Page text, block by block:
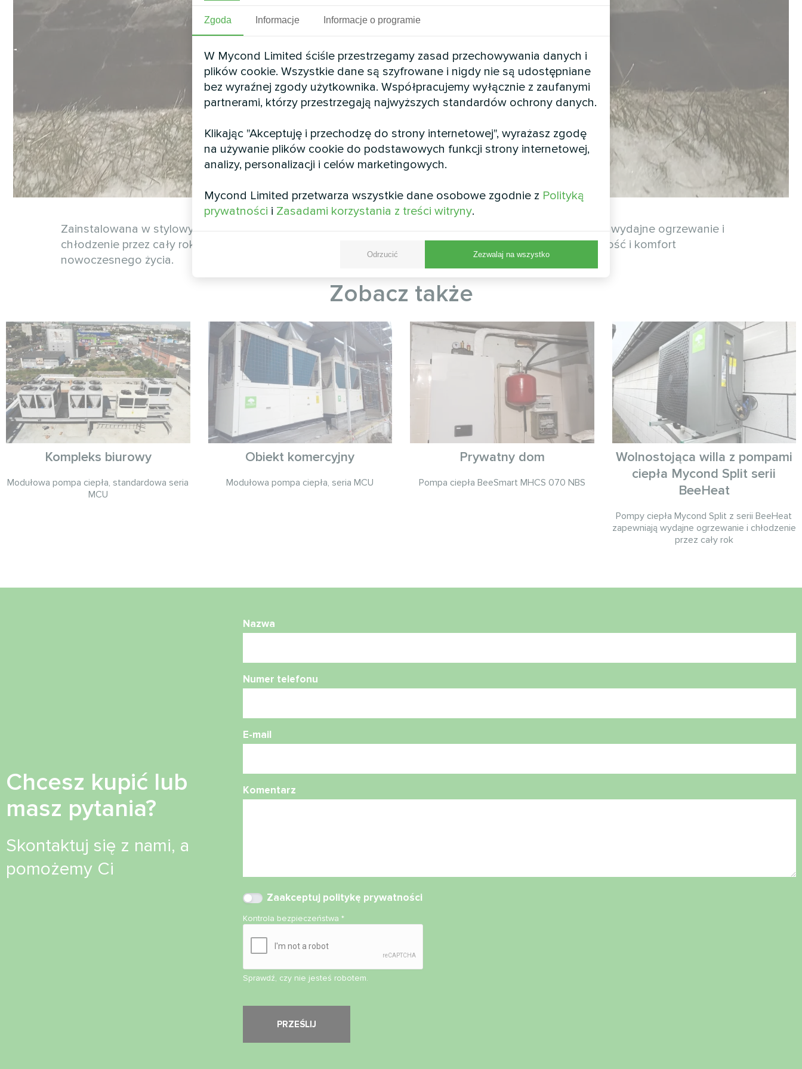
Zainstalowana w stylowym wiejskim domku pompa ciepła Mycond Split BeeHeat MHS-U12BH zapewnia wydajne ogrzewanie i
chłodzenie przez cały rok. Dzięki zaawansowanej technologii zapewnia oszczędność energii, niezawodność i komfort
nowoczesnego życia.
Zobacz także
Kompleks biurowy
Modułowa pompa ciepła, standardowa seria
MCU
Obiekt komercyjny
Modułowa pompa ciepła, seria MCU
Prywatny dom
Pompа ciepła BeeSmart MHCS 070 NBS
Wolnostojąca willa z pompami
ciepła Mycond Split serii
BeeHeat
Pompy ciepła Mycond Split z serii BeeHeat
zapewniają wydajne ogrzewanie i chłodzenie
przez cały rok
Chcesz kupić lub
masz pytania?
Skontaktuj się z nami, a
pomożemy Ci
Nazwa
Numer telefonu
E-mail
Komentarz
Zaakceptuj politykę prywatności
Kontrola bezpieczeństwa*
Sprawdź, czy nie jesteś robotem.
Zgoda Informacje Informacje o programie
W Mycond Limited ściśle przestrzegamy zasad przechowywania danych i
plików cookie. Wszystkie dane są szyfrowane i nigdy nie są udostępniane
bez wyraźnej zgody użytkownika. Współpracujemy wyłącznie z zaufanymi
partnerami, którzy przestrzegają najwyższych standardów ochrony danych.
Klikając "Akceptuję i przechodzę do strony internetowej", wyrażasz zgodę
na używanie plików cookie do podstawowych funkcji strony internetowej,
analizy, personalizacji i celów marketingowych.
Mycond Limited przetwarza wszystkie dane osobowe zgodnie z Polityką
prywatności i Zasadami korzystania z treści witryny.
Odrzucić Zezwalaj na wszystko